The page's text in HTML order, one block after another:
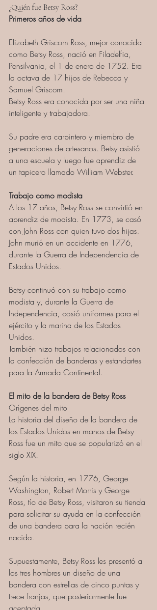
¿Quién fue Betsy Ross?
Primeros años de vida
Elizabeth Griscom Ross, mejor conocida
como Betsy Ross, nació en Filadelfia,
Pensilvania, el 1 de enero de 1752. Era
la octava de 17 hijos de Rebecca y
Samuel Griscom.
Betsy Ross era conocida por ser una niña
inteligente y trabajadora.
Su padre era carpintero y miembro de
generaciones de artesanos. Betsy asistió
a una escuela y luego fue aprendiz de
un tapicero llamado William Webster.
Trabajo como modista
A los 17 años, Betsy Ross se convirtió en
aprendiz de modista. En 1773, se casó
con John Ross con quien tuvo dos hijas.
John murió en un accidente en 1776,
durante la Guerra de Independencia de
Estados Unidos.
Betsy continuó con su trabajo como
modista y, durante la Guerra de
Independencia, cosió uniformes para el
ejército y la marina de los Estados
Unidos.
También hizo trabajos relacionados con
la confección de banderas y estandartes
para la Armada Continental.
El mito de la bandera de Betsy Ross
Orígenes del mito
La historia del diseño de la bandera de
los Estados Unidos en manos de Betsy
Ross fue un mito que se popularizó en el
siglo XIX.
Según la historia, en 1776, George
Washington, Robert Morris y George
Ross, tío de Betsy Ross, visitaron su tienda
para solicitar su ayuda en la confección
de una bandera para la nación recién
nacida.
Supuestamente, Betsy Ross les presentó a
los tres hombres un diseño de una
bandera con estrellas de cinco puntas y
trece franjas, que posteriormente fue